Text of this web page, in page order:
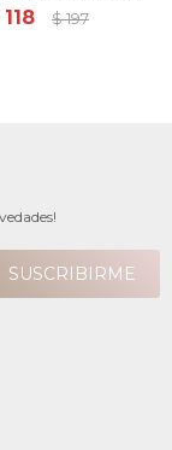
118 $ 197
SUSCRIBIRME